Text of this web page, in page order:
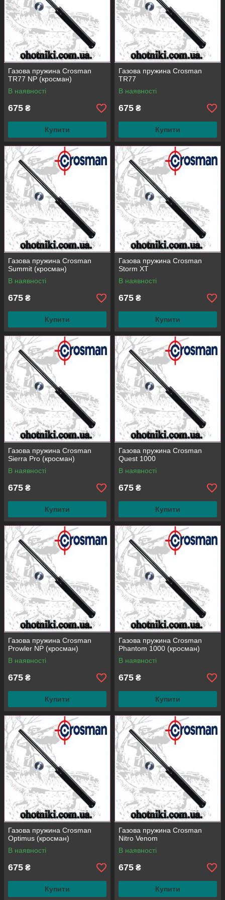
Газова пружина Crosman
TR77 NP (кросман)
В наявності
675 ₴
Купити
Газова пружина Crosman
TR77
В наявності
675 ₴
Купити
Газова пружина Crosman
Summit (кросман)
В наявності
675 ₴
Купити
Газова пружина Crosman
Storm XT
В наявності
675 ₴
Купити
Газова пружина Crosman
Sierra Pro (кросман)
В наявності
675 ₴
Купити
Газова пружина Crosman
Quest 1000
В наявності
675 ₴
Купити
Газова пружина Crosman
Prowler NP (кросман)
В наявності
675 ₴
Купити
Газова пружина Crosman
Phantom 1000 (кросман)
В наявності
675 ₴
Купити
Газова пружина Crosman
Optimus (кросман)
В наявності
675 ₴
Купити
Газова пружина Crosman
Nitro Venom
В наявності
675 ₴
Купити